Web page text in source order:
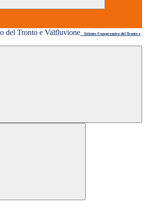
Istituto Comprensivo del Tronto e